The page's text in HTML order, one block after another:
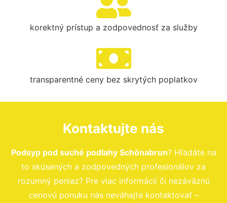
korektný prístup a zodpovednosť za služby
transparentné ceny bez skrytých poplatkov
Kontaktujte nás
Podsyp pod suché podlahy Schönabrun? Hľadáte na
to skúsených a zodpovedných profesionálov za
rozumný peniaz? Pre viac informácií či nezáväznú
cenovú ponuku nás neváhajte kontaktovať –